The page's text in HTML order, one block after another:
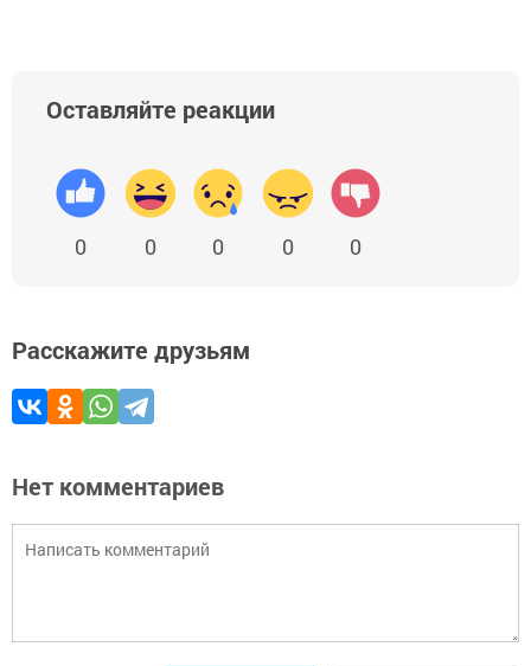
Оставляйте реакции
0 0 0 0 0
Расскажите друзьям
Нет комментариев